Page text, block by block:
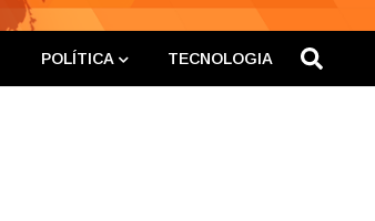
POLÍTICA TECNOLOGIA